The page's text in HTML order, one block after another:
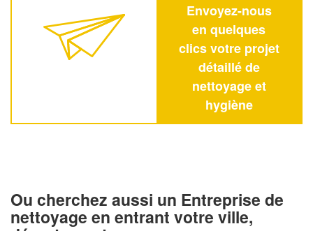
Envoyez-nous
en quelques
clics votre projet
détaillé de
nettoyage et
hygiène
Ou cherchez aussi un Entreprise de
nettoyage en entrant votre ville,